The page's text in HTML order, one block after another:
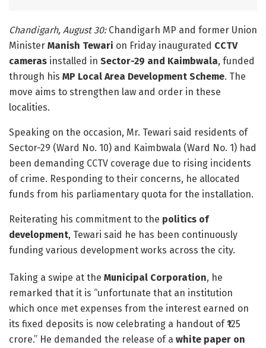
Chandigarh, August 30:Chandigarh MP and former Union
Minister Manish Tewari on Friday inaugurated CCTV
cameras installed in Sector-29 and Kaimbwala, funded
through his MP Local Area Development Scheme. The
move aims to strengthen law and order in these
localities.
Speaking on the occasion, Mr. Tewari said residents of
Sector-29 (Ward No. 10) and Kaimbwala (Ward No. 1) had
been demanding CCTV coverage due to rising incidents
of crime. Responding to their concerns, he allocated
funds from his parliamentary quota for the installation.
Reiterating his commitment to the politics of
development, Tewari said he has been continuously
funding various development works across the city.
Taking a swipe at the Municipal Corporation, he
remarked that it is “unfortunate that an institution
which once met expenses from the interest earned on
its fixed deposits is now celebrating a handout of ₹125
crore.” He demanded the release of a white paper on